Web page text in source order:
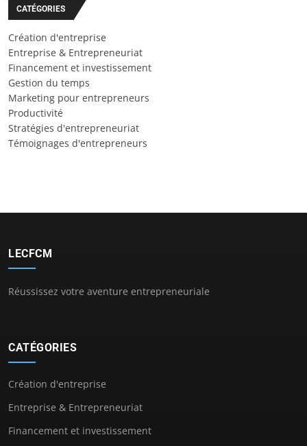
CATÉGORIES
Création d'entreprise
Entreprise & Entrepreneuriat
Financement et investissement
Gestion du temps
Marketing pour entrepreneurs
Productivité
Stratégies d'entrepreneuriat
Témoignages d'entrepreneurs
LECFCM
Réussissez votre aventure entrepreneuriale
CATÉGORIES
Création d'entreprise
Entreprise & Entrepreneuriat
Financement et investissement